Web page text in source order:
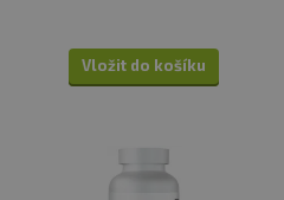
Vložit do košíku